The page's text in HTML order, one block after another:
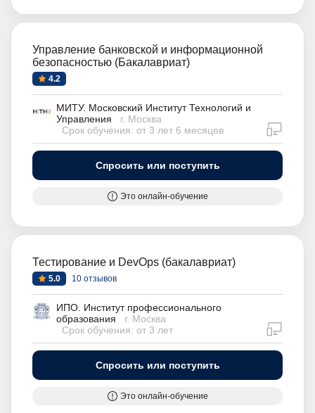
Управление банковской и информационной
безопасностью (Бакалавриат)
4.2
МИТУ. Московский Институт Технологий и
Управления
г. Москва
Срок обучения: от 3 лет 6 месяцев
Спросить или поступить
Это онлайн-обучение
Тестирование и DevOps (бакалавриат)
5.0 10 отзывов
ИПО. Институт профессионального
образования
г. Москва
Срок обучения: от 3 лет
Спросить или поступить
Это онлайн-обучение